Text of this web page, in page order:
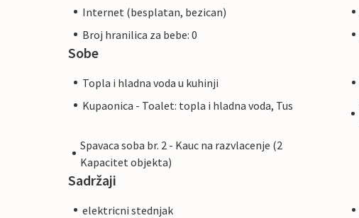
Internet (besplatan, bezican)
Broj hranilica za bebe: 0
Sobe
Topla i hladna voda u kuhinji
Kupaonica - Toalet: topla i hladna voda, Tus
Spavaca soba br. 2 - Kauc na razvlacenje (2
Kapacitet objekta)
Sadržaji
elektricni stednjak